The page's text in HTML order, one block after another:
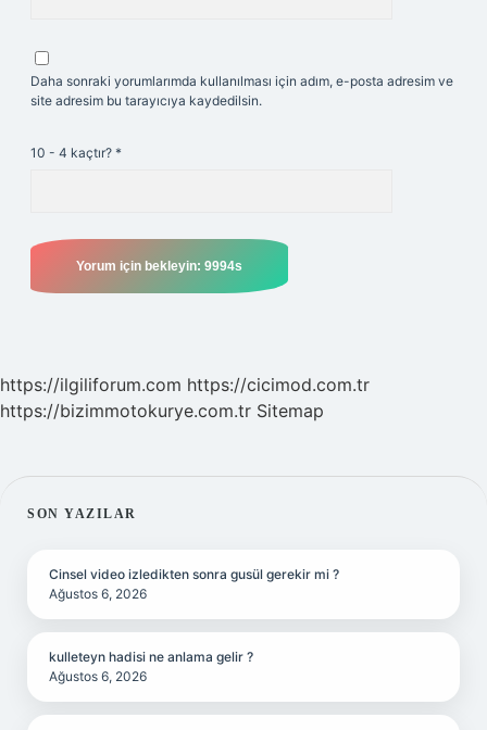
Daha sonraki yorumlarımda kullanılması için adım, e-posta adresim ve
site adresim bu tarayıcıya kaydedilsin.
10 - 4 kaçtır? *
https://ilgiliforum.com https://cicimod.com.tr
https://bizimmotokurye.com.tr Sitemap
SIDEBAR
SON YAZILAR
Cinsel video izledikten sonra gusül gerekir mi ?
Ağustos 6, 2026
kulleteyn hadisi ne anlama gelir ?
Ağustos 6, 2026